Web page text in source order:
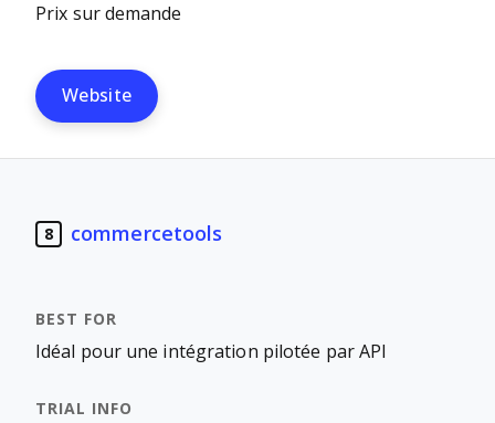
Prix sur demande
Website
8 commercetools
Idéal pour une intégration pilotée par API